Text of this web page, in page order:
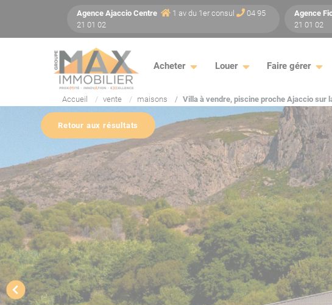
Agence Ajaccio Centre 1 av du 1er consul
04 95
21 01 02
Agence
21 01 02
Acheter Louer Faire gérer
Accueil vente maisons Villa à vendre, piscine proche Ajaccio sur
Retour aux résultats
Panneau de gestion des cookies